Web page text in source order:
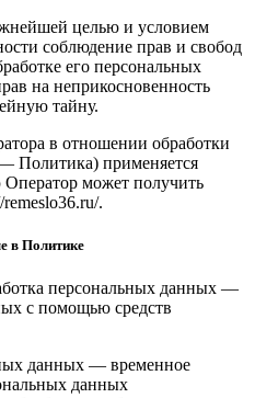
целью и условием
соблюдение прав и свобод
его персональных
на неприкосновенность
тайну.
в отношении обработки
Политика) применяется
может получить
.
в Политике
персональных данных —
с помощью средств
данных — временное
данных